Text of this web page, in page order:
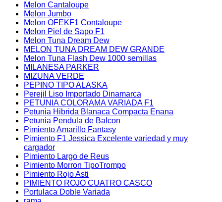
Melon Cantaloupe
Melon Jumbo
Melon OFEKF1 Contaloupe
Melon Piel de Sapo F1
Melon Tuna Dream Dew
MELON TUNA DREAM DEW GRANDE
Melon Tuna Flash Dew 1000 semillas
MILANESA PARKER
MIZUNA VERDE
PEPINO TIPO ALASKA
Perejil Liso Importado Dinamarca
PETUNIA COLORAMA VARIADA F1
Petunia Hibrida Blanaca Compacta Enana
Petunia Pendula de Balcon
Pimiento Amarillo Fantasy
Pimiento F1 Jessica Excelente variedad y muy
cargador
Pimiento Largo de Reus
Pimiento Morron TipoTrompo
Pimiento Rojo Asti
PIMIENTO ROJO CUATRO CASCO
Portulaca Doble Variada